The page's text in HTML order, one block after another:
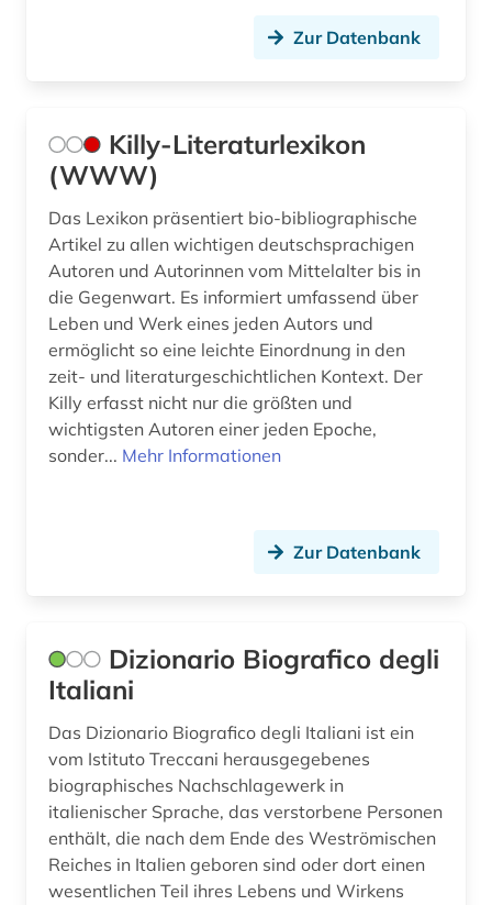
tibetologie (1)
tod (1)
tschechien (1)
tänzer (1)
türkei (1)
ungarn (2)
usa (3)
verfolgung (1)
werkverzeichnis (2)
westfalen (1)
widerstand (1)
wissenschaftler (3)
Zur Datenbank
Killy-Literaturlexikon
(WWW)
Das Lexikon präsentiert bio-bibliographische
Artikel zu allen wichtigen deutschsprachigen
Autoren und Autorinnen vom Mittelalter bis in
die Gegenwart. Es informiert umfassend über
Leben und Werk eines jeden Autors und
ermöglicht so eine leichte Einordnung in den
zeit- und literaturgeschichtlichen Kontext. Der
Killy erfasst nicht nur die größten und
wichtigsten Autoren einer jeden Epoche,
sonder... Mehr Informationen
Zur Datenbank
Dizionario Biografico degli
Italiani
Das Dizionario Biografico degli Italiani ist ein
vom Istituto Treccani herausgegebenes
biographisches Nachschlagewerk in
italienischer Sprache, das verstorbene Personen
enthält, die nach dem Ende des Weströmischen
Reiches in Italien geboren sind oder dort einen
wesentlichen Teil ihres Lebens und Wirkens